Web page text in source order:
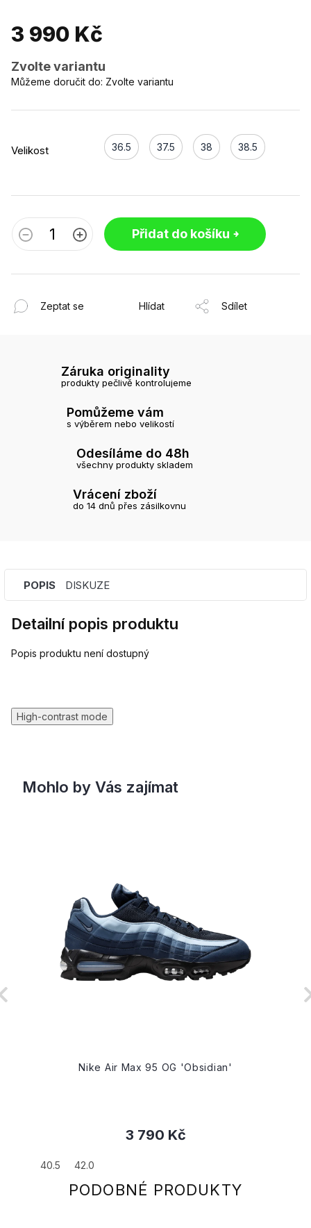
3 990 Kč
Zvolte variantu
Velikost 36.5 37.5 38 38.5
Můžeme doručit do: Zvolte variantu
Přidat do košíku
Zeptat se Hlídat Sdílet
Záruka originality
produkty pečlivě kontrolujeme
Pomůžeme vám
s výběrem nebo velikostí
Odesíláme do 48h
všechny produkty skladem
Vrácení zboží
do 14 dnů přes zásilkovnu
POPIS DISKUZE
Detailní popis produktu
Popis produktu není dostupný
High-contrast mode
Nike Air Max 95 OG 'Obsidian'
3 790 Kč
40.5 42.0